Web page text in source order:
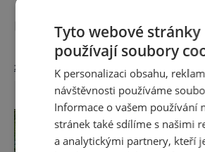
Malebné ulice, které lákají k
podvečerních měst i úžasné
Evropa má jedinečné kouzlo
období. Nové číslo Světa na
zve na cestu plnou inspirace,
romantiky. Přinášíme vám 111
kam vyrazit. Objevte krásu
podobě. Města s neopakovatelnou
atmosférou Vydejte se s námi
měst, která patří k
zobrazit více >>
Tyto webové stránky
používají soubory
K personalizaci obsahu,
návštěvnosti používáme
Informace o vašem používání
stránek také sdílíme s našimi
a analytickými partnery, kteří